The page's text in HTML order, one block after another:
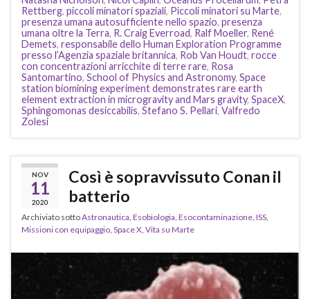
Rettberg, piccoli minatori spaziali, Piccoli minatori su Marte,
presenza umana autosufficiente nello spazio, presenza
umana oltre la Terra, R. Craig Everroad, Ralf Moeller, René
Demets, responsabile dello Human Exploration Programme
presso l’Agenzia spaziale britannica, Rob Van Houdt, rocce
con concentrazioni arricchite di terre rare, Rosa
Santomartino, School of Physics and Astronomy, Space
station biomining experiment demonstrates rare earth
element extraction in microgravity and Mars gravity, SpaceX,
Sphingomonas desiccabilis, Stefano S. Pellari, Valfredo
Zolesi
NOV
11
2020
Così è sopravvissuto Conan il
batterio
Archiviato sottoAstronautica, Esobiologia, Esocontaminazione, ISS,
Missioni con equipaggio, Space X, Vita su Marte